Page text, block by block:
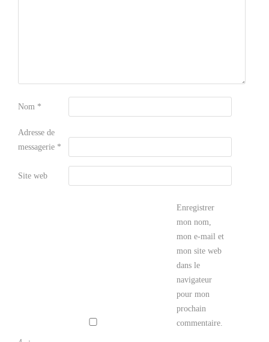
Nom *
Adresse de
messagerie *
Site web
Enregistrer
mon nom,
mon e-mail et
mon site web
dans le
navigateur
pour mon
prochain
commentaire.